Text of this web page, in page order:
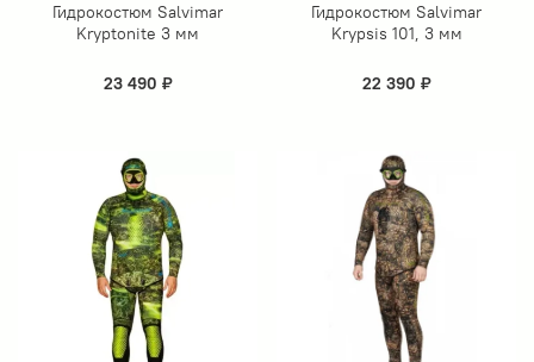
Гидрокостюм Salvimar
Kryptonite 3 мм
23 490 ₽
Гидрокостюм Salvimar
Krypsis 101, 3 мм
22 390 ₽